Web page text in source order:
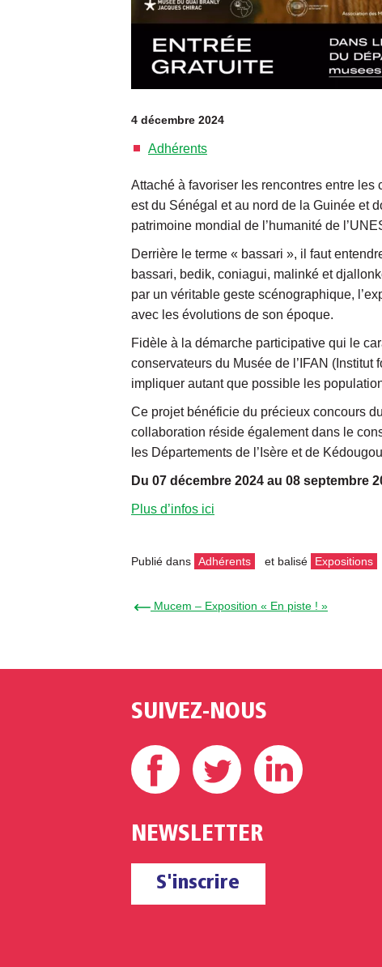
4 décembre 2024
Adhérents
Attaché à favoriser les rencontres entre
est du Sénégal et au nord de la Guinée et
patrimoine mondial de l’humanité de
Derrière le terme « bassari », il faut
bassari, bedik, coniagui, malinké et
par un véritable geste scénographique,
avec les évolutions de son époque.
Fidèle à la démarche participative qui le
conservateurs du Musée de l’IFAN
impliquer autant que possible les
Ce projet bénéficie du précieux concours
collaboration réside également dans le
les Départements de l’Isère et de
Du 07 décembre 2024 au 08 septembre
Plus d’infos ici
Publié dans Adhérents et balisé Expositions
← Mucem – Exposition « En piste ! »
SUIVEZ-NOUS
Facebook Twitter
NEWSLETTER
S'inscrire